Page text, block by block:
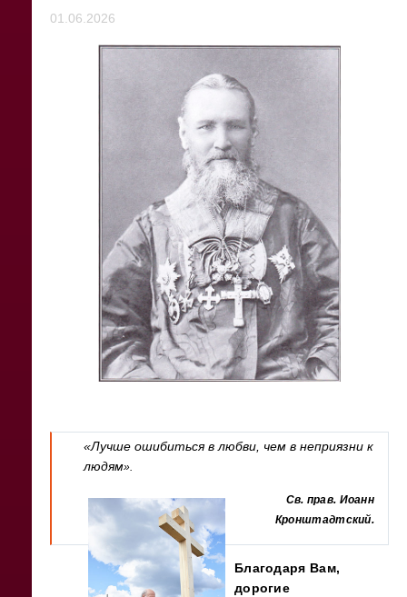
01.06.2026
«Лучше ошибиться в любви, чем в неприязни к
людям».
Св. прав. Иоанн
Кронштадтский.
Благодаря Вам,
дорогие